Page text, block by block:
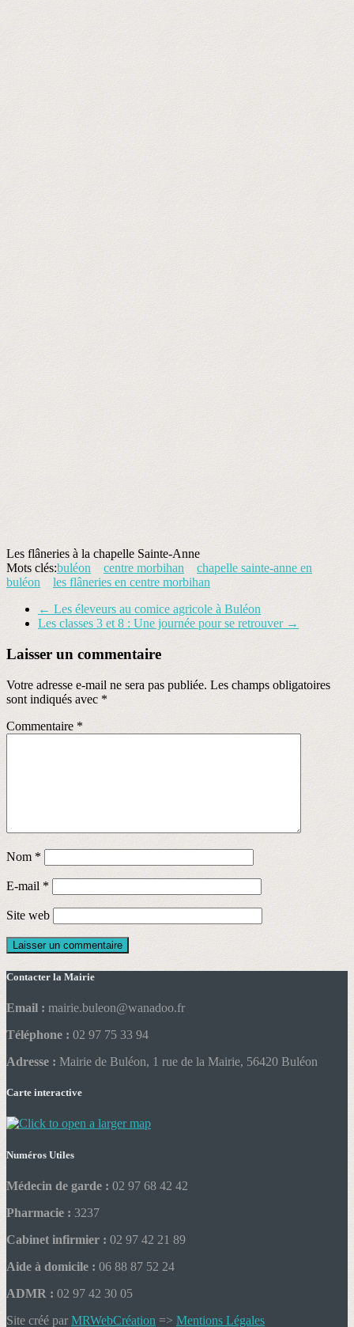
Les flâneries à la chapelle Sainte-Anne
Mots clés:buléon centre morbihan
chapelle sainte-anne en
buléon
les flâneries en centre morbihan
← Les éleveurs au comice agricole à Buléon
Les classes 3 et 8 : Une journée pour se retrouver →
Laisser un commentaire
Votre adresse e-mail ne sera pas publiée. Les champs obligatoires
sont indiqués avec *
Commentaire *
Nom *
E-mail *
Site web
Contacter la Mairie
Email : mairie.buleon@wanadoo.fr
Téléphone : 02 97 75 33 94
Adresse : Mairie de Buléon, 1 rue de la Mairie, 56420 Buléon
Carte interactive
Numéros Utiles
Médecin de garde : 02 97 68 42 42
Pharmacie : 3237
Cabinet infirmier : 02 97 42 21 89
Aide à domicile : 06 88 87 52 24
ADMR : 02 97 42 30 05
Site créé par MRWebCréation => Mentions Légales